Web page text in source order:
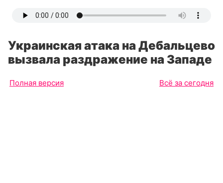
Украинская атака на Дебальцево
вызвала раздражение на Западе
Полная версия Всё за сегодня